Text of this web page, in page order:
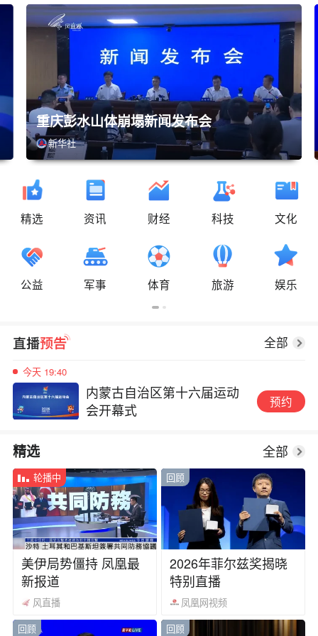
重庆彭水山体崩塌新闻发布会
新华社
精选 资讯 财经 科技 文化
公益 军事 体育 旅游 娱乐
全部
2026年龙华区"政务+直播"活
动第二期（总第13期）
预约
今天 19:40
内蒙古自治区第十六届运动
会开幕式
预约
08-11 16:00
动第二期（总第13期）
预约
今天 19:31
2026“东北超”第6轮 哈尔滨
VS通辽
预约
精选 全部
轮播中
美伊局势僵持 凤凰最
新报道
风直播
回顾
2026年菲尔兹奖揭晓
特别直播
凤凰网视频
回顾
回顾